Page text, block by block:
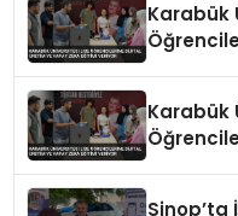
Karabük
Karabük
Sinop’ta